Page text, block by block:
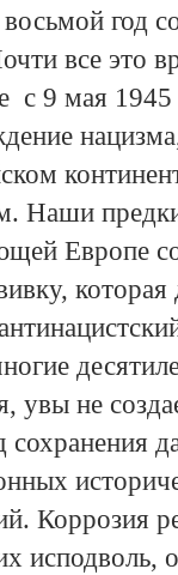
год
все это
9 мая 1945
Наши
Европе
увы не
сохранения
Коррозия
исподволь,